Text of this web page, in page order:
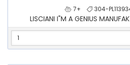
7+ 304-
LISCIANI I"M A GENIUS